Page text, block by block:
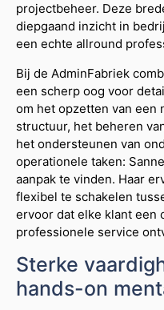
projectbeheer. Deze
diepgaand inzicht in
een echte allround
Bij de AdminFabriek
een scherp oog voor
om het opzetten van een
structuur, het beheren
het ondersteunen van
operationele taken:
aanpak te vinden. Haar
flexibel te schakelen
ervoor dat elke klant een
professionele service
Sterke
hands-on